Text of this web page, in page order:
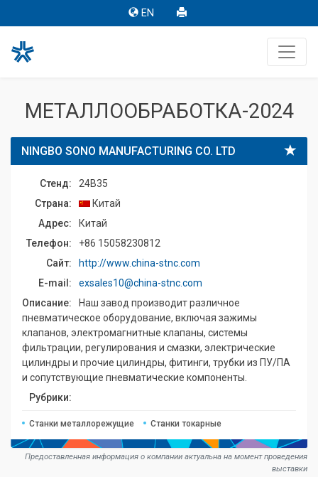
EN
МЕТАЛЛООБРАБОТКА-2024
NINGBO SONO MANUFACTURING CO. LTD
Стенд:
24B35
Страна:
Китай
Адрес:
Китай
Телефон:
+86 15058230812
Сайт:
http://www.china-stnc.com
E-mail:
exsales10@china-stnc.com
Описание:
Наш завод производит различное
пневматическое оборудование, включая зажимы
клапанов, электромагнитные клапаны, системы
фильтрации, регулирования и смазки, электрические
цилиндры и прочие цилиндры, фитинги, трубки из ПУ/ПА
и сопутствующие пневматические компоненты.
Рубрики:
Станки металлорежущие Станки токарные
Предоставленная информация о компании актуальна на момент проведения
выставки